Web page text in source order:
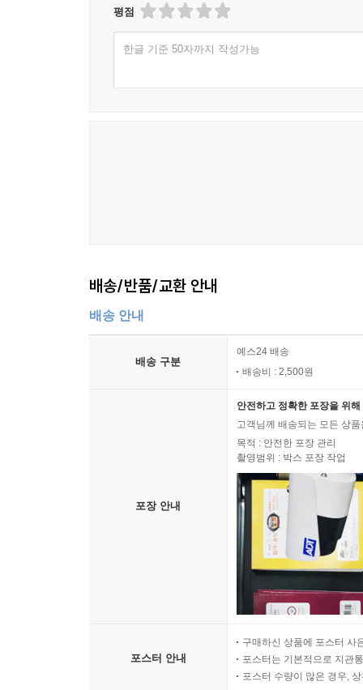
평점
한글 기준 50자까지 작성가능
배송/반품/교환 안내
배송 안내
배송 구분
예스24 배송
배송비 : 2,500원
포장 안내
안전하고 정확한 포장을 위
고객님께 배송되는 모든 상
목적 : 안전한 포장 관리
촬영범위 : 박스 포장 작업
포스터 안내
구매하신 상품에 포스터 사
포스터는 기본적으로 지관
포스터 수량이 많은 경우,